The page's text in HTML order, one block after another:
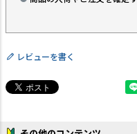
レビューを書く